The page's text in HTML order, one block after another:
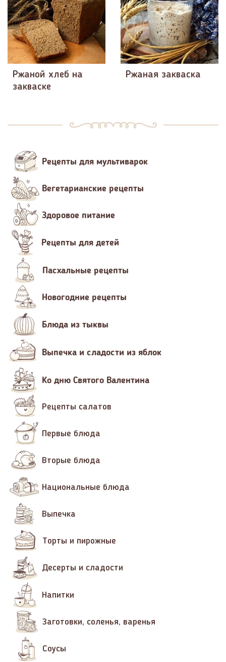
Ржаной хлеб на
закваске
Ржаная закваска
Рецепты для мультиварок
Вегетарианские рецепты
Здоровое питание
Рецепты для детей
Пасхальные рецепты
Новогодние рецепты
Блюда из тыквы
Выпечка и сладости из яблок
Ко дню Святого Валентина
Рецепты салатов
Первые блюда
Вторые блюда
Национальные блюда
Выпечка
Торты и пирожные
Десерты и сладости
Напитки
Заготовки, соленья, варенья
Соусы